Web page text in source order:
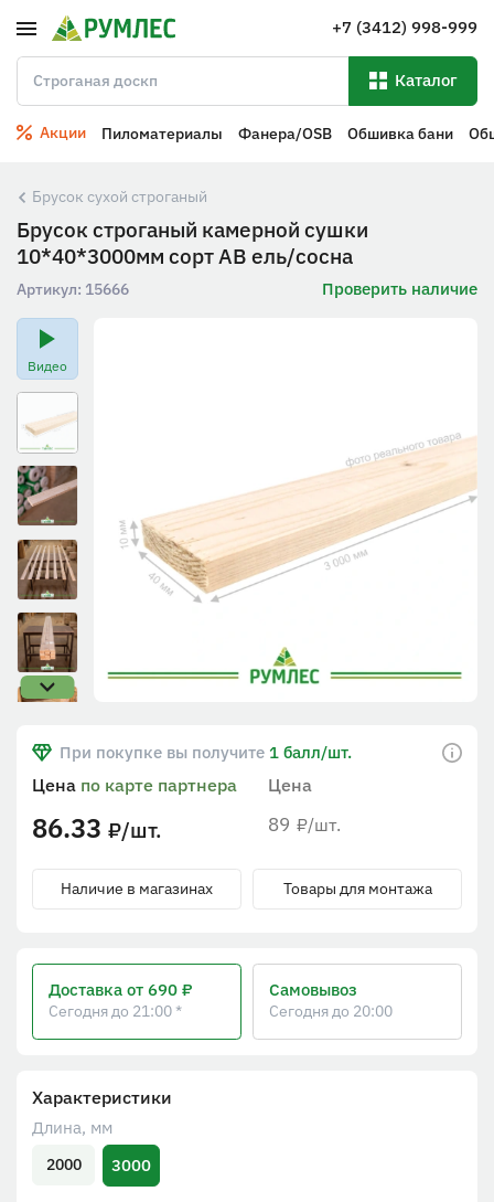
+7 (3412) 998-999
Каталог
Акции Пиломатериалы Фанера/OSB Обшивка бани
Брусок сухой строганый
Брусок строганый камерной сушки
10*40*3000мм сорт АВ ель/сосна
Артикул: 15666 Проверить наличие
Видео
Характеристики
Длина, мм
2000 3000
При покупке вы получите 1 балл/шт.
Цена
89 ₽/шт.
Цена по карте партнера
86.33 ₽/шт.
Наличие в магазинах Товары для монтажа
Доставка от 690 ₽
Сегодня до 21:00 *
Самовывоз
Сегодня до 20:00